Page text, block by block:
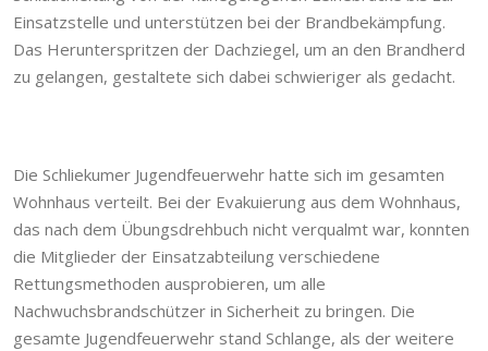
Einsatzstelle und unterstützen bei der Brandbekämpfung.
Das Herunterspritzen der Dachziegel, um an den Brandherd
zu gelangen, gestaltete sich dabei schwieriger als gedacht.
Die Schliekumer Jugendfeuerwehr hatte sich im gesamten
Wohnhaus verteilt. Bei der Evakuierung aus dem Wohnhaus,
das nach dem Übungsdrehbuch nicht verqualmt war, konnten
die Mitglieder der Einsatzabteilung verschiedene
Rettungsmethoden ausprobieren, um alle
Nachwuchsbrandschützer in Sicherheit zu bringen. Die
gesamte Jugendfeuerwehr stand Schlange, als der weitere